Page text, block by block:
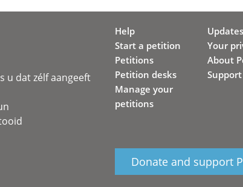
u dat zélf aangeeft
Help
Start a petition
Petitions
Petition desks
Manage your
petitions
Updates
Your
About
Donate and support